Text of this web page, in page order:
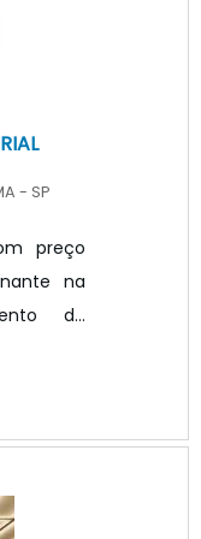
com a
- SP
preço
na
de
ser o
uma
de
e de